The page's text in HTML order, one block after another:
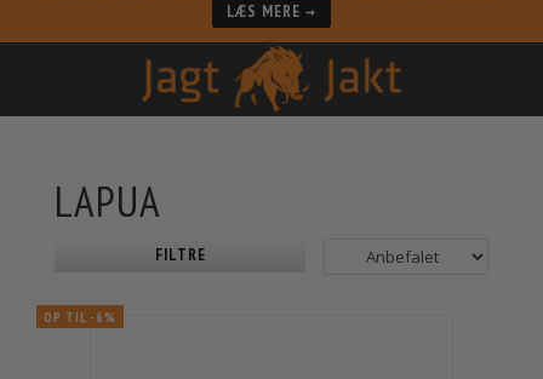
LÆS MERE →
LAPUA
FILTRE
OP TIL -6%